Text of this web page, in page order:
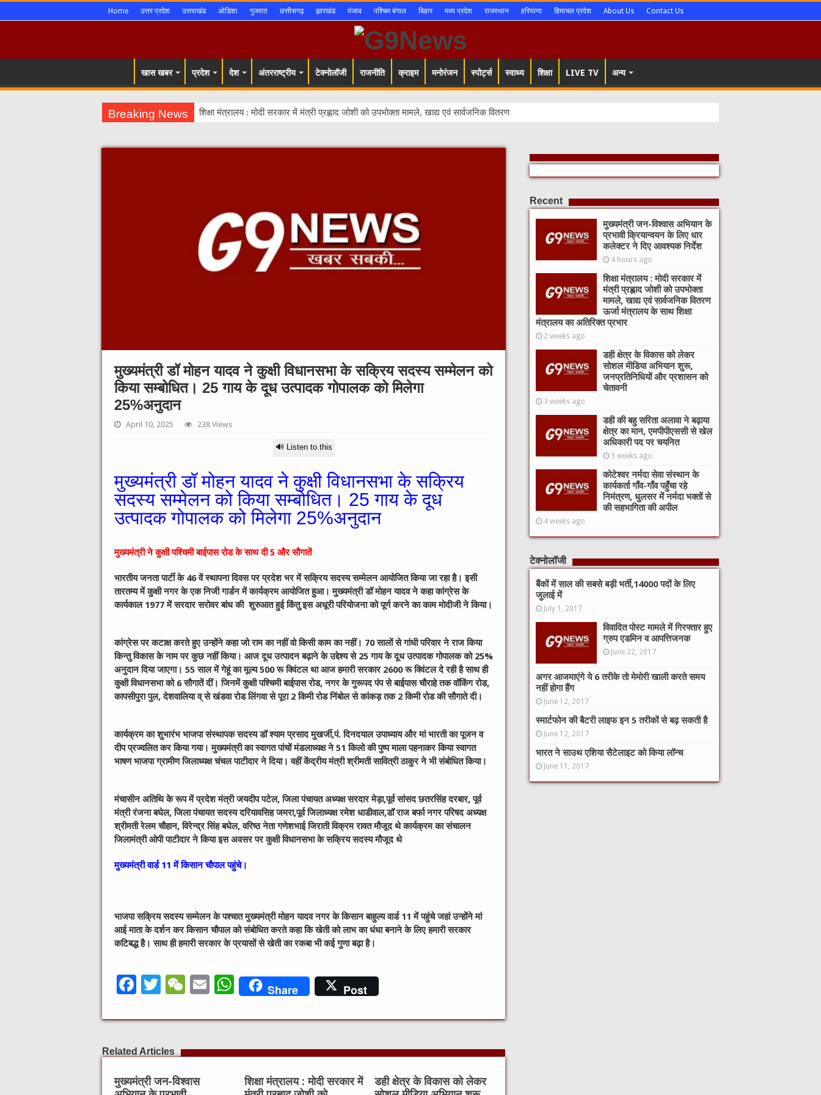
Home उत्तर प्रदेश उत्तराखंड ओडिशा गुजरात छत्तीसगढ़ झारखंड पंजाब पश्चिम बंगाल बिहार मध्य प्रदेश राजस्थान हरियाणा हिमाचल प्रदेश About Us Contact Us
खास खबर प्रदेश देश अंतरराष्ट्रीय टेक्नोलॉजी राजनीति क्राइम मनोरंजन स्पोर्ट्स स्वाथ्य शिक्षा LIVE TV अन्य
Breaking News शिक्षा मंत्रालय : मोदी सरकार में मंत्री प्रह्लाद जोशी को उपभोक्ता मामले, खाद्य एवं सार्वजनिक वितरण ऊर्जा मंत्रालय के साथ श
मुख्यमंत्री डॉ मोहन यादव ने कुक्षी विधानसभा के सक्रिय सदस्य सम्मेलन को
किया सम्बोधित। 25 गाय के दूध उत्पादक गोपालक को मिलेगा
25%अनुदान
April 10, 2025 238 Views
🔊 Listen to this
मुख्यमंत्री डॉ मोहन यादव ने कुक्षी विधानसभा के सक्रिय
सदस्य सम्मेलन को किया सम्बोधित। 25 गाय के दूध
उत्पादक गोपालक को मिलेगा 25%अनुदान
मुख्यमंत्री ने कुक्षी पश्चिमी बाईपास रोड के साथ दी 5 और सौगातें
भारतीय जनता पार्टी के 46 वें स्थापना दिवस पर प्रदेश भर में सक्रिय सदस्य सम्मेलन आयोजित किया जा रहा है। इसी
तारतम्य में कुक्षी नगर के एक निजी गार्डन में कार्यक्रम आयोजित हुआ। मुख्यमंत्री डॉ मोहन यादव ने कहा कांग्रेस के
कार्यकाल 1977 में सरदार सरोवर बांध की शुरुआत हुई किंतु इस अधूरी परियोजना को पूर्ण करने का काम मोदीजी ने किया।
कांग्रेस पर कटाक्ष करते हुए उन्होंने कहा जो राम का नहीं वो किसी काम का नहीं। 70 सालों से गांधी परिवार ने राज किया
किन्तु विकास के नाम पर कुछ नहीं किया। आज दूध उत्पादन बढ़ाने के उद्देश्य से 25 गाय के दूध उत्पादक गोपालक को 25%
अनुदान दिया जाएगा। 55 साल में गेहूं का मूल्य 500 रू क्विंटल था आज हमारी सरकार 2600 रू क्विंटल दे रही है साथ ही
कुक्षी विधानसभा को 6 सौगातें दीं। जिनमें कुक्षी पश्चिमी बाईपास रोड, नगर के गुरूपद पंप से बाईपास चौराहे तक वॉकिंग रोड,
कापसीपुरा पुल, देशवालिया व् से खंडवा रोड लिंगवा से पूरा 2 किमी रोड निंबोल से कांकड़ तक 2 किमी रोड की सौगाते दी।
कार्यक्रम का शुभारंभ भाजपा संस्थापक सदस्य डॉ श्याम प्रसाद मुखर्जी,पं. दिनदयाल उपाध्याय और मां भारती का पूजन व
दीप प्रज्वलित कर किया गया। मुख्यमंत्री का स्वागत पांचों मंडलाध्यक्ष ने 51 किलो की पुष्प माला पहनाकर किया स्वागत
भाषण भाजपा ग्रामीण जिलाध्यक्ष चंचल पाटीदार ने दिया। वहीं केंद्रीय मंत्री श्रीमती सावित्री ठाकुर ने भी संबोधित किया।
मंचासीन अतिथि के रूप में प्रदेश मंत्री जयदीप पटेल, जिला पंचायत अध्यक्ष सरदार मेड़ा,पूर्व सांसद छतरसिंह दरबार, पूर्व
मंत्री रंजना बघेल, जिला पंचायत सदस्य दरियावसिह जमरा,पूर्व जिलाध्यक्ष रमेश धाडीवाल,डॉ राज बर्फा नगर परिषद अध्यक्ष
श्रीमती रेलम चौहान, विरेन्द्र सिंह बघेल, वरिष्ठ नेता गणेशभाई जिराती विक्रम रावत मौजूद थे कार्यक्रम का संचालन
जिलामंत्री ओपी पाटीदार ने किया इस अवसर पर कुक्षी विधानसभा के सक्रिय सदस्य मौजूद थे
मुख्यमंत्री वार्ड 11 में किसान चौपाल पहुंचे।
भाजपा सक्रिय सदस्य सम्मेलन के पश्चात मुख्यमंत्री मोहन यादव नगर के किसान बाहुल्य वार्ड 11 में पहुंचे जहां उन्होंने मां
आई माता के दर्शन कर किसान चौपाल को संबोधित करते कहा कि खेती को लाभ का धंधा बनाने के लिए हमारी सरकार
कटिबद्ध है। साथ ही हमारी सरकार के प्रयासों से खेती का रकबा भी कई गुणा बढ़ा है।
F
c
e
b
o
T
it
te
r
W
C
h
at
E
ai
l
W
h
at
s
A
p
Share Post
Related Articles
मुख्यमंत्री जन-विश्वास
शिक्षा मंत्रालय : मोदी सरकार में
डही क्षेत्र के विकास को लेकर
Recent
मुख्यमंत्री जन-विश्वास अभियान के
प्रभावी क्रियान्वयन के लिए धार
कलेक्टर ने दिए आवश्यक निर्देश
4 hours ago
शिक्षा मंत्रालय : मोदी सरकार में
मंत्री प्रह्लाद जोशी को उपभोक्ता
मामले, खाद्य एवं सार्वजनिक वितरण
ऊर्जा मंत्रालय के साथ शिक्षा
मंत्रालय का अतिरिक्त प्रभार
2 weeks ago
डही क्षेत्र के विकास को लेकर
सोशल मीडिया अभियान शुरू,
जनप्रतिनिधियों और प्रशासन को
चेतावनी
3 weeks ago
डही की बहु सरिता अलावा ने बढ़ाया
क्षेत्र का मान, एमपीपीएससी से खेल
अधिकारी पद पर चयनित
3 weeks ago
कोटेश्वर नर्मदा सेवा संस्थान के
कार्यकर्ता गाँव-गाँव पहुँचा रहे
निमंत्रण, धुलसर में नर्मदा भक्तों से
की सहभागिता की अपील
4 weeks ago
टेक्नोलॉजी
बैंकों में साल की सबसे बड़ी भर्ती,14000 पदों के लिए
जुलाई में
July 1, 2017
विवादित पोस्ट मामले में गिरफ्तार हुए
ग्रुप एडमिन व आपत्तिजनक
June 22, 2017
अगर आजमाएंगे ये 6 तरीके तो मेमोरी खाली करते समय
नहीं होगा हैंग
June 12, 2017
स्मार्टफोन की बैटरी लाइफ इन 5 तरीकों से बढ़ सकती है
June 12, 2017
भारत ने साउथ एशिया सैटेलाइट को किया लॉन्च
June 11, 2017